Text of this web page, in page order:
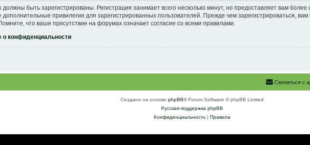
быть зарегистрированы. Регистрация занимает всего несколько минут, но предоставляет вам
дополнительные привилегии для зарегистрированных пользователей. Прежде чем зарегистрироваться, вам
что ваше присутствие на форумах означает согласие со всеми правилами.
о конфиденциальности
Связаться с
Создано на основе phpBB® Forum Software © phpBB Limited
Русская поддержка phpBB
Конфиденциальность| Правила